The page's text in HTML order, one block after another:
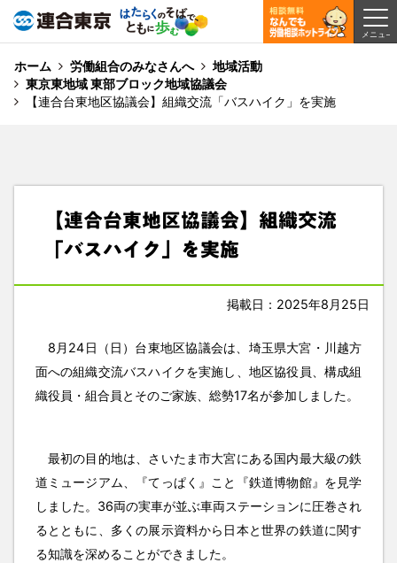
ホーム 労働組合のみなさんへ
地域活動
東京東地域 東部ブロック地域協議会
【連合台東地区協議会】組織交流「バスハイク」を実施
【連合台東地区協議会】組織交流
「バスハイク」を実施
掲載日：2025年8月25日
8月24日（日）台東地区協議会は、埼玉県大宮・川越方
面への組織交流バスハイクを実施し、地区協役員、構成組
織役員・組合員とそのご家族、総勢17名が参加しました。
最初の目的地は、さいたま市大宮にある国内最大級の鉄
道ミュージアム、『てっぱく』こと『鉄道博物館』を見学
しました。36両の実車が並ぶ車両ステーションに圧巻され
るとともに、多くの展示資料から日本と世界の鉄道に関す
る知識を深めることができました。